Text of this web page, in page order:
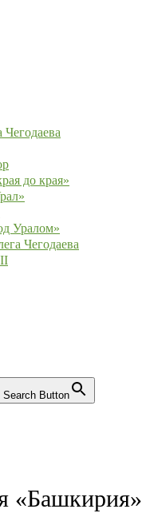
Чегодаева
до края»
Уралом»
Чегодаева
Search Button
«Башкирия»